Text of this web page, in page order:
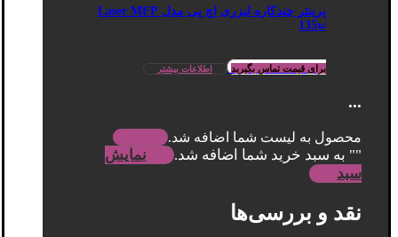
پرینتر چندکاره لیزری اچ پی مدل Laser MFP
135w
برای قیمت تماس بگیرید اطلاعات بیشتر
...
محصول به لیست شما اضافه شد.
"" به سبد خرید شما اضافه شد.
نمایش
سبد
نقد و بررسی‌ها